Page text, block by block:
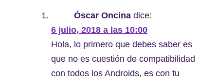
Óscar Oncina dice:
6 julio, 2018 a las 10:00
Hola, lo primero que debes saber es
que no es cuestión de compatibilidad
con todos los Androids, es con tu